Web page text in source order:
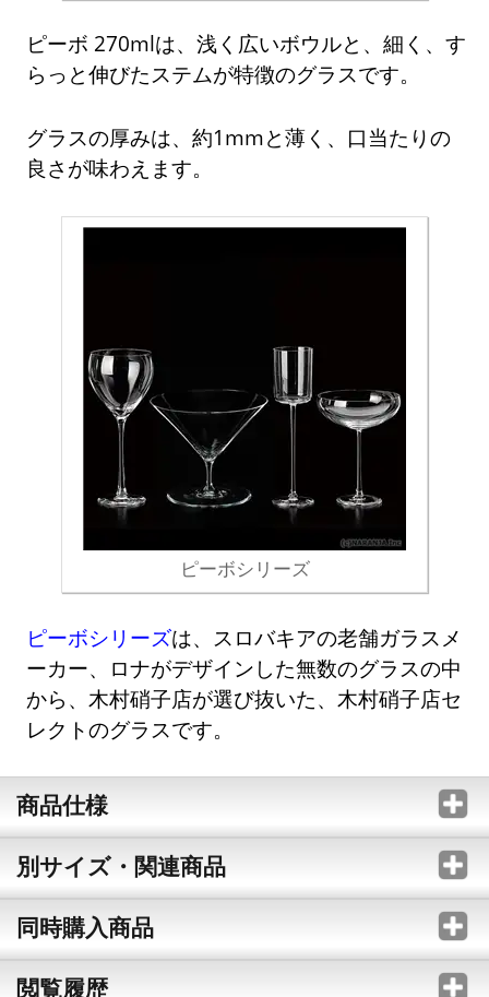
ピーボ 270mlは、浅く広いボウルと、細く、す
らっと伸びたステムが特徴のグラスです。
グラスの厚みは、約1mmと薄く、口当たりの
良さが味わえます。
ピーボシリーズ
ピーボシリーズは、スロバキアの老舗ガラスメ
ーカー、ロナがデザインした無数のグラスの中
から、木村硝子店が選び抜いた、木村硝子店セ
レクトのグラスです。
商品仕様
別サイズ・関連商品
同時購入商品
閲覧履歴